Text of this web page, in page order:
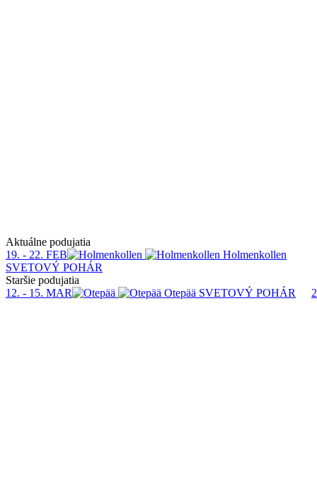
Aktuálne podujatia
19. - 22. FEB
Holmenkollen
SVETOVÝ POHÁR
Staršie podujatia
12. - 15. MAR
Otepää SVETOVÝ POHÁR